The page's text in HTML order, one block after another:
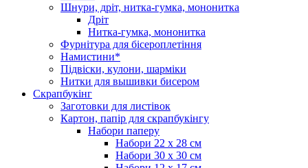
Шнури, дріт, нитка-гумка, мононитка
Дріт
Нитка-гумка, мононитка
Фурнітура для бісероплетіння
Намистини*
Підвіски, кулони, шарміки
Нитки для вышивки бисером
Скрапбукінг
Заготовки для листівок
Картон, папір для скрапбукінгу
Набори паперу
Набори 22 х 28 см
Набори 30 х 30 см